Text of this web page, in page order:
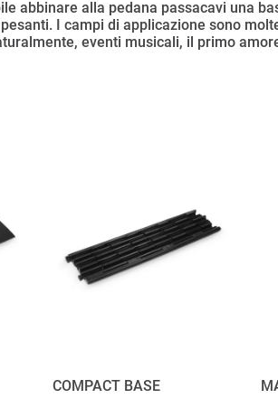
abbinare alla pedana passacavi una
I campi di applicazione sono
eventi musicali, il primo
COMPACT BASE